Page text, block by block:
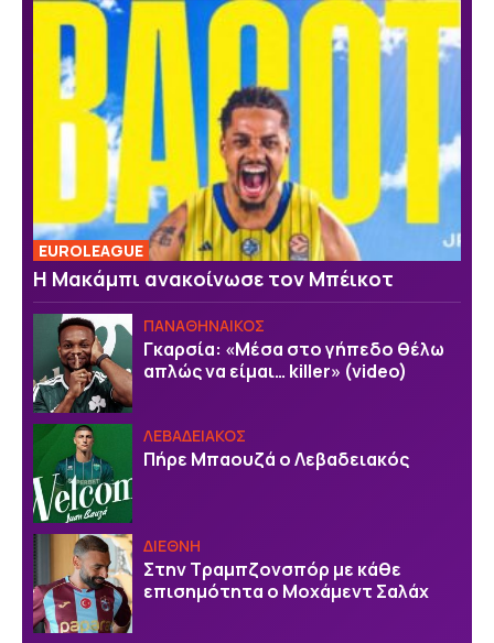
EUROLEAGUE
Η Μακάμπι ανακοίνωσε τον Μπέικοτ
ΠΑΝΑΘΗΝΑΙΚΟΣ
Γκαρσία: «Μέσα στο γήπεδο θέλω
απλώς να είμαι… killer» (video)
ΛΕΒΑΔΕΙΑΚΟΣ
Πήρε Μπαουζά ο Λεβαδειακός
ΔΙΕΘΝΗ
Στην Τραμπζονσπόρ με κάθε
επισημότητα ο Μοχάμεντ Σαλάχ